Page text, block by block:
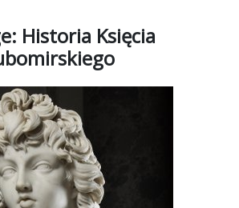
Historia Księcia